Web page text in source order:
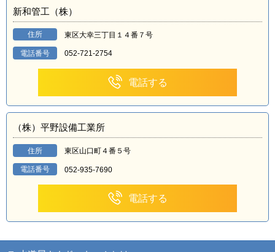
新和管工（株）
住所 東区大幸三丁目１４番７号
電話番号 052-721-2754
電話する
（株）平野設備工業所
住所 東区山口町４番５号
電話番号 052-935-7690
電話する